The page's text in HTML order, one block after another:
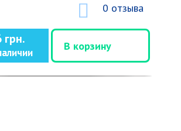
0 отзыва
грн. В корзину